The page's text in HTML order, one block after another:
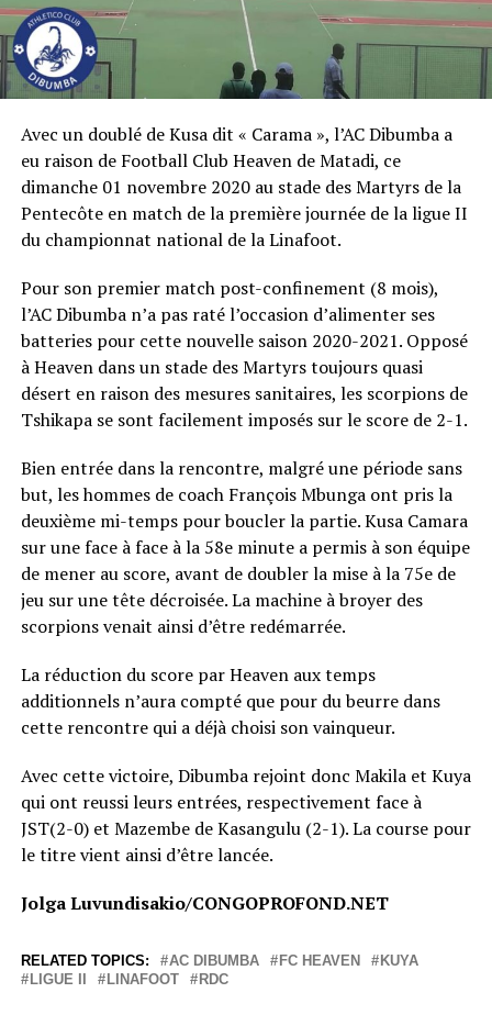
Avec un doublé de Kusa dit « Carama », l’AC Dibumba a
eu raison de Football Club Heaven de Matadi, ce
dimanche 01 novembre 2020 au stade des Martyrs de la
Pentecôte en match de la première journée de la ligue II
du championnat national de la Linafoot.
Pour son premier match post-confinement (8 mois),
l’AC Dibumba n’a pas raté l’occasion d’alimenter ses
batteries pour cette nouvelle saison 2020-2021. Opposé
à Heaven dans un stade des Martyrs toujours quasi
désert en raison des mesures sanitaires, les scorpions de
Tshikapa se sont facilement imposés sur le score de 2-1.
Bien entrée dans la rencontre, malgré une période sans
but, les hommes de coach François Mbunga ont pris la
deuxième mi-temps pour boucler la partie. Kusa Camara
sur une face à face à la 58e minute a permis à son équipe
de mener au score, avant de doubler la mise à la 75e de
jeu sur une tête décroisée. La machine à broyer des
scorpions venait ainsi d’être redémarrée.
La réduction du score par Heaven aux temps
additionnels n’aura compté que pour du beurre dans
cette rencontre qui a déjà choisi son vainqueur.
Avec cette victoire, Dibumba rejoint donc Makila et Kuya
qui ont reussi leurs entrées, respectivement face à
JST(2-0) et Mazembe de Kasangulu (2-1). La course pour
le titre vient ainsi d’être lancée.
Jolga Luvundisakio/CONGOPROFOND.NET
RELATED TOPICS: AC DIBUMBA FC HEAVEN
KUYA
LIGUE II
LINAFOOT RDC